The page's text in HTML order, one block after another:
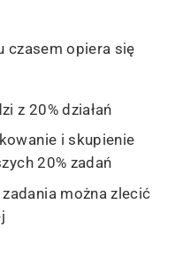
czasem opiera się
z 20% działań
i skupienie
20% zadań
można zlecić